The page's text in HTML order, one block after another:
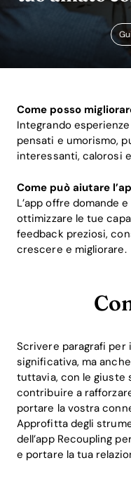
Come posso
Integrando
pensati e umorismo,
interessanti, calorosi
Come può aiutare
L’app offre domande
ottimizzare le tue
feedback preziosi,
crescere e migliorare.
Scrivere paragrafi per
significativa, ma
tuttavia, con le giuste
contribuire a
portare la vostra
Approfitta degli
dell’app Recoupling
e portare la tua